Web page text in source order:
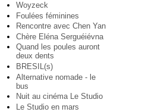
Woyzeck
Foulées féminines
Rencontre avec Chen Yan
Chère Eléna Serguéiévna
Quand les poules auront
deux dents
BRESIL(s)
Alternative nomade - le
bus
Nuit au cinéma Le Studio
Le Studio en mars